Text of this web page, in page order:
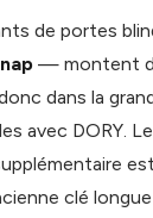
de portes
— montent
dans la
avec DORY.
clé